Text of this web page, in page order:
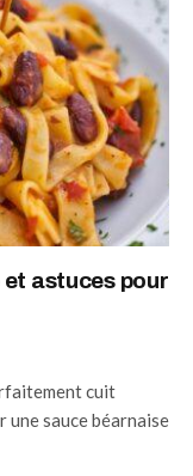
astuces pour
cuit
une sauce béarnaise